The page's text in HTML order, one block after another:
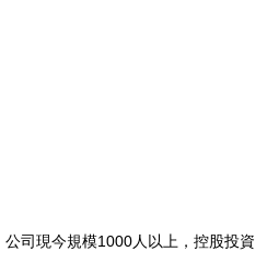
司現今規模1000人以上，控股投資